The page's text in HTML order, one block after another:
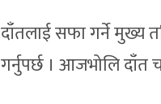
दाँतलाई सफा गर्ने मुख्य
गर्नुपर्छ । आजभोलि दाँत